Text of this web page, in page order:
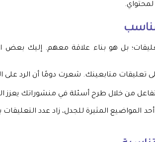
بل هو بناء علاقة معهم. إليك بعض
تعليقات متابعينك. شعرت دومًا أن الرد على
من خلال طرح أسئلة في منشوراتك يعزز
المواضيع المثيرة للجدل، زاد عدد